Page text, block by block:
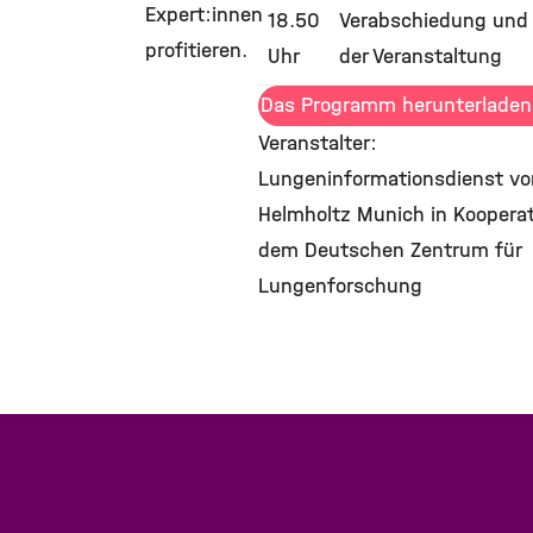
Expert:innen
profitieren.
18.50
Uhr
Verabschiedung und
der Veranstaltung
Das Programm
Veranstalter:
Lungeninformationsdienst
Helmholtz Munich in
dem Deutschen Zentrum für
Lungenforschung